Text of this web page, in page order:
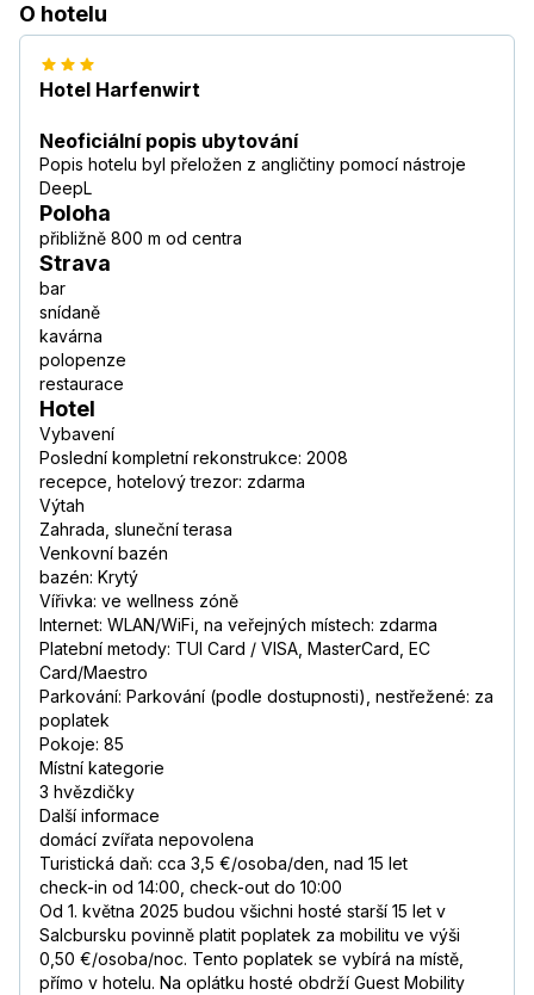
O hotelu
Hotel Harfenwirt
Neoficiální popis ubytování
Popis hotelu byl přeložen z angličtiny pomocí nástroje
DeepL
Poloha
přibližně 800 m od centra
Strava
bar
snídaně
kavárna
polopenze
restaurace
Hotel
Vybavení
Poslední kompletní rekonstrukce: 2008
recepce, hotelový trezor: zdarma
Výtah
Zahrada, sluneční terasa
Venkovní bazén
bazén: Krytý
Vířivka: ve wellness zóně
Internet: WLAN/WiFi, na veřejných místech: zdarma
Platební metody: TUI Card / VISA, MasterCard, EC
Card/Maestro
Parkování: Parkování (podle dostupnosti), nestřežené: za
poplatek
Pokoje: 85
Místní kategorie
3 hvězdičky
Další informace
domácí zvířata nepovolena
Turistická daň: cca 3,5 €/osoba/den, nad 15 let
check-in od 14:00, check-out do 10:00
Od 1. května 2025 budou všichni hosté starší 15 let v
Salcbursku povinně platit poplatek za mobilitu ve výši
0,50 €/osoba/noc. Tento poplatek se vybírá na místě,
přímo v hotelu. Na oplátku hosté obdrží Guest Mobility